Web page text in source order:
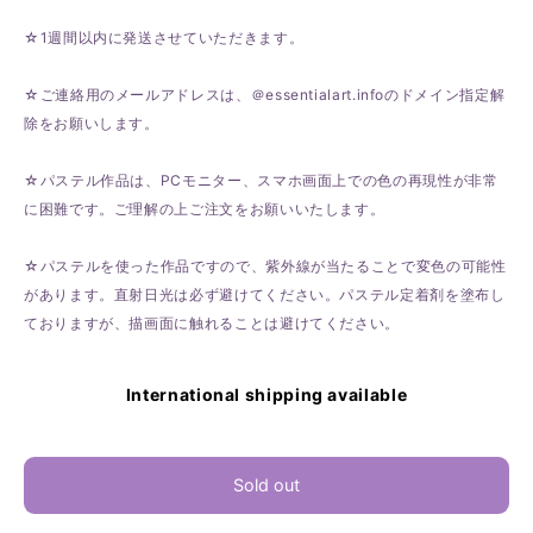
☆1週間以内に発送させていただきます。
☆ご連絡用のメールアドレスは、＠essentialart.infoのドメイン指定解
除をお願いします。
☆パステル作品は、PCモニター、スマホ画面上での色の再現性が非常
に困難です。ご理解の上ご注文をお願いいたします。
☆パステルを使った作品ですので、紫外線が当たることで変色の可能性
があります。直射日光は必ず避けてください。パステル定着剤を塗布し
ておりますが、描画面に触れることは避けてください。
International shipping available
Sold out